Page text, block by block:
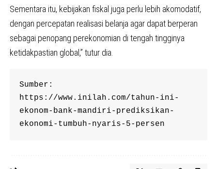
Sementara itu, kebijakan fiskal juga perlu lebih akomodatif,
dengan percepatan realisasi belanja agar dapat berperan
sebagai penopang perekonomian di tengah tingginya
ketidakpastian global,” tutur dia.
Sumber:
https://www.inilah.com/tahun-ini-
ekonom-bank-mandiri-prediksikan-
ekonomi-tumbuh-nyaris-5-persen